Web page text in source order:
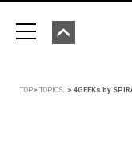
TOP TOPICS 4GEEKs by